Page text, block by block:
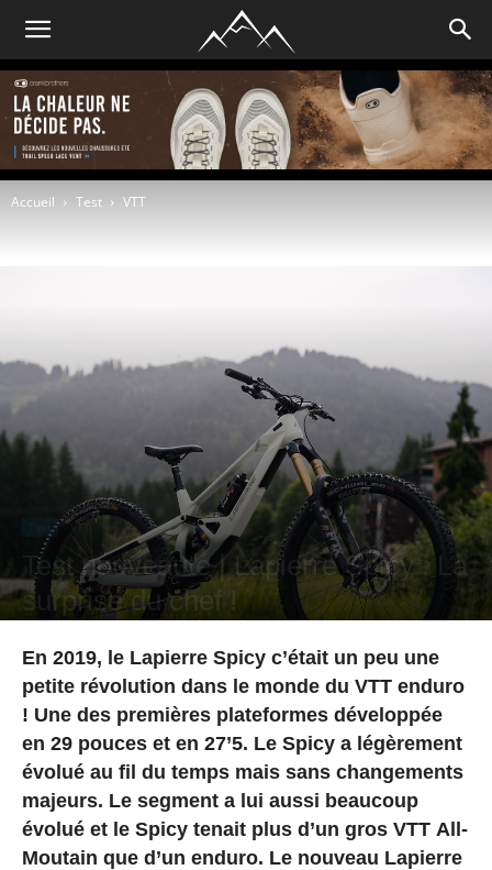
Accueil Test VTT
Test VTT
Test nouveauté | Lapierre Spicy : La
surprise du chef !
En 2019, le Lapierre Spicy c’était un peu une
petite révolution dans le monde du VTT enduro
! Une des premières plateformes développée
en 29 pouces et en 27’5. Le Spicy a légèrement
évolué au fil du temps mais sans changements
majeurs. Le segment a lui aussi beaucoup
évolué et le Spicy tenait plus d’un gros VTT All-
Moutain que d’un enduro. Le nouveau Lapierre